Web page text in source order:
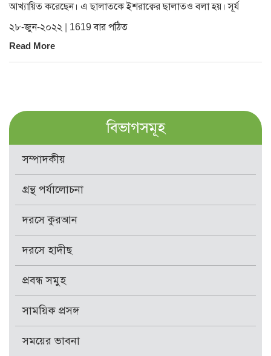
আখ্যায়িত করেছেন। এ ছালাতকে ইশরাক্বের ছালাতও বলা হয়। সূর্য
২৮-জুন-২০২২ | 1619 বার পঠিত
Read More
বিভাগসমূহ
সম্পাদকীয়
গ্রন্থ পর্যালোচনা
দরসে কুরআন
দরসে হাদীছ
প্রবন্ধ সমুহ
সাময়িক প্রসঙ্গ
সময়ের ভাবনা